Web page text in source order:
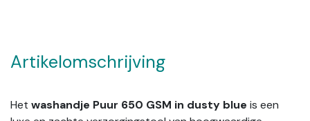
Artikelomschrijving
Het washandje Puur 650 GSM in dusty blue is een